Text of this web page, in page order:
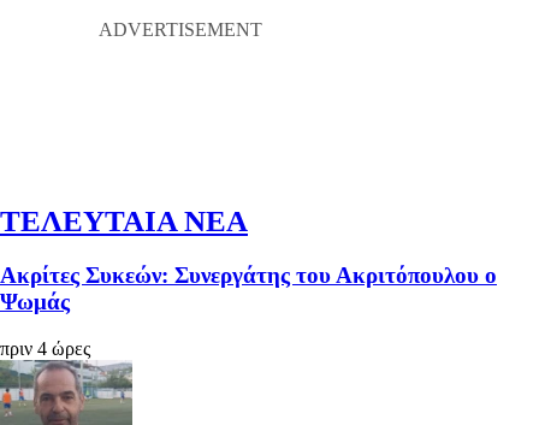
ΤΕΛΕΥΤΑΙΑ ΝΕΑ
Ακρίτες Συκεών: Συνεργάτης του Ακριτόπουλου ο
Ψωμάς
πριν 4 ώρες